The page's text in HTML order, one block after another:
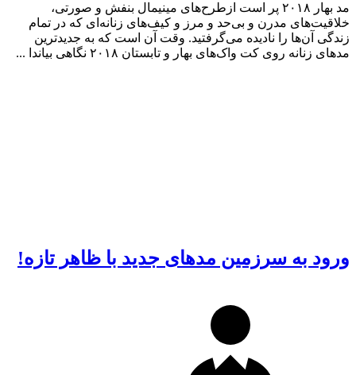
مد بهار ۲۰۱۸ پر است ازطرح‌های مینیمال بنفش و صورتی،
خلاقیت‌های مدرن و بی‌حد و مرز و کیف‌های زنانه‌ای که در تمام
زندگی آن‌ها را نادیده می‌گرفتید. وقت آن است که به جدیدترین
مدهای زنانه روی کت واک‌های بهار و تابستان ۲۰۱۸ نگاهی بیاندا ...
ورود به سرزمین مدهای جدید با ظاهر تازه!